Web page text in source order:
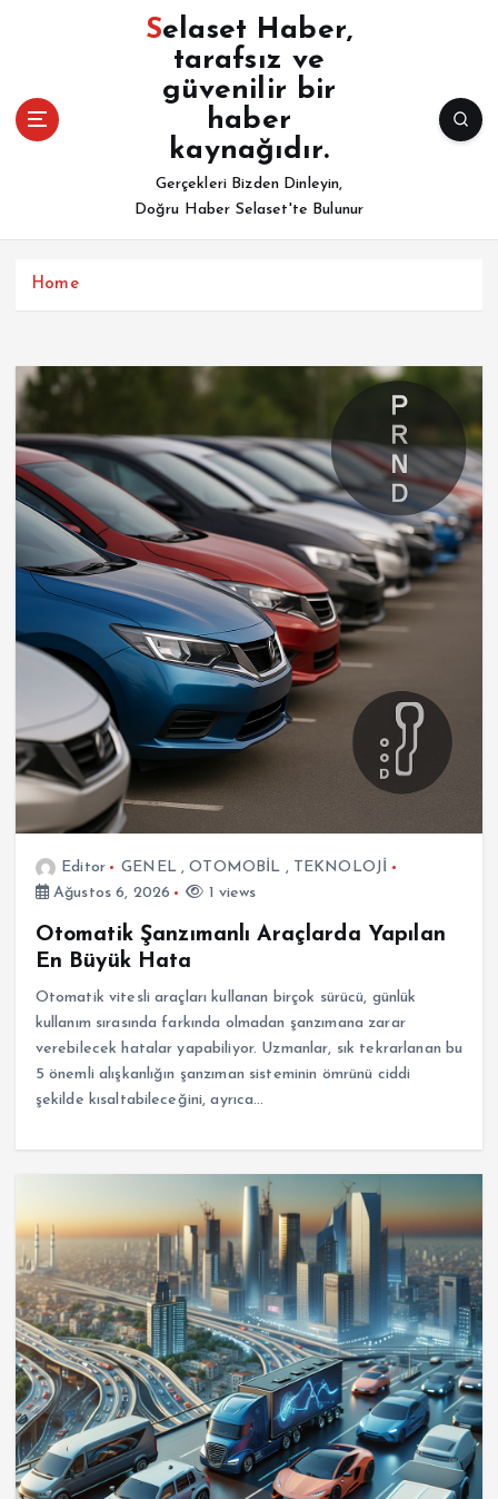
l
Selaset Haber,
tarafsız ve
güvenilir bir
haber
kaynağıdır.
Gerçekleri Bizden Dinleyin,
Doğru Haber Selaset'te Bulunur
Home
Editor GENEL,OTOMOBİL , TEKNOLOJİ
Ağustos 6, 2026
1 views
Otomatik Şanzımanlı Araçlarda Yapılan
En Büyük Hata
Otomatik vitesli araçları kullanan birçok sürücü, günlük
kullanım sırasında farkında olmadan şanzımana zarar
verebilecek hatalar yapabiliyor. Uzmanlar, sık tekrarlanan bu
5 önemli alışkanlığın şanzıman sisteminin ömrünü ciddi
şekilde kısaltabileceğini, ayrıca…